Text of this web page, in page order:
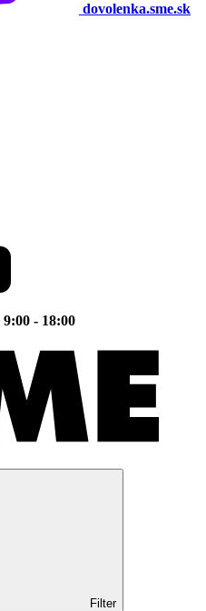
dovolenka.sme.sk
9:00 - 18:00
Filter